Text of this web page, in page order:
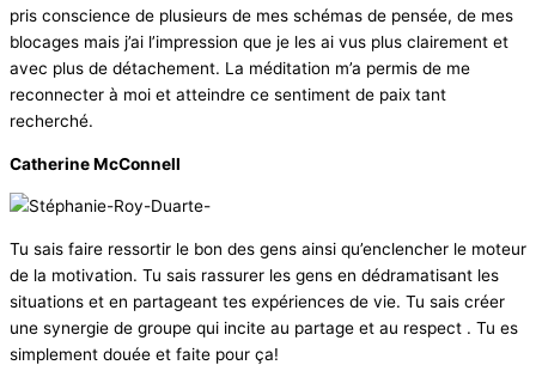
pris conscience de plusieurs de mes schémas de pensée, de mes
blocages mais j’ai l’impression que je les ai vus plus clairement et
avec plus de détachement. La méditation m’a permis de me
reconnecter à moi et atteindre ce sentiment de paix tant
recherché.
Catherine McConnell
Tu sais faire ressortir le bon des gens ainsi qu’enclencher le moteur
de la motivation. Tu sais rassurer les gens en dédramatisant les
situations et en partageant tes expériences de vie. Tu sais créer
une synergie de groupe qui incite au partage et au respect . Tu es
simplement douée et faite pour ça!